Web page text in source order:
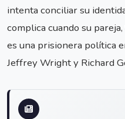
intenta conciliar su
complica cuando su
es una prisionera política
Jeffrey Wright y Richard